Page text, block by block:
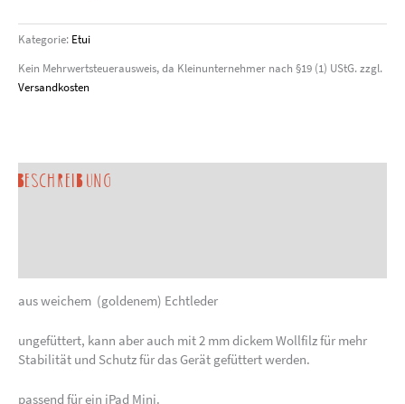
Kategorie: Etui
Kein Mehrwertsteuerausweis, da Kleinunternehmer nach §19 (1) UStG.zzgl.
Versandkosten
Beschreibung
aus weichem (goldenem) Echtleder
ungefüttert, kann aber auch mit 2 mm dickem Wollfilz für mehr
Stabilität und Schutz für das Gerät gefüttert werden.
passend für ein iPad Mini.